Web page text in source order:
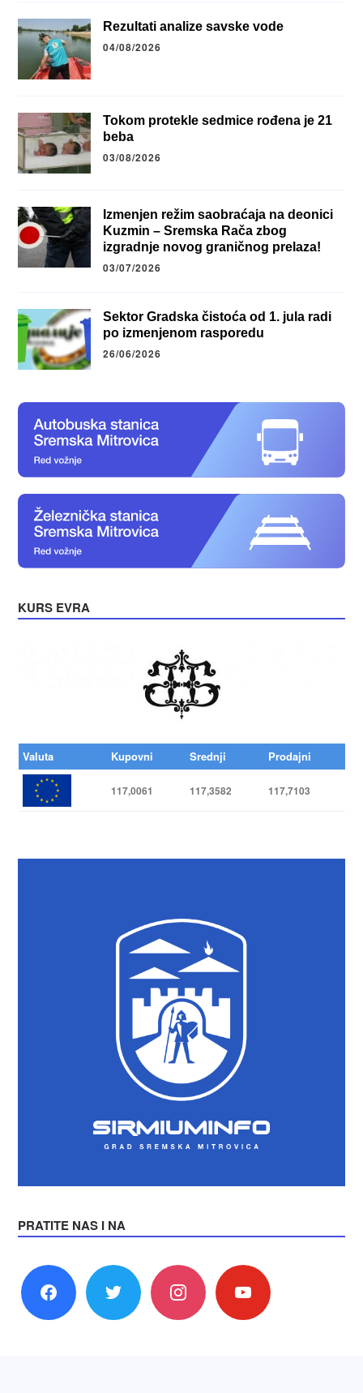
Rezultati analize savske vode
04/08/2026
Tokom protekle sedmice rođena je 21
beba
03/08/2026
Izmenjen režim saobraćaja na deonici
Kuzmin – Sremska Rača zbog
izgradnje novog graničnog prelaza!
03/07/2026
Sektor Gradska čistoća od 1. jula radi
po izmenjenom rasporedu
26/06/2026
KURS EVRA
Valuta Kupovni Srednji Prodajni
117,0061 117,3582 117,7103
PRATITE NAS I NA
facebook twitter instagram youtube